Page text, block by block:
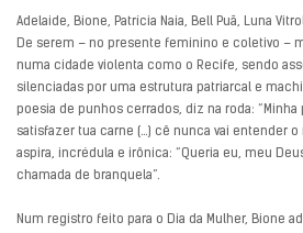
Adelaide, Bione, Patrícia Naia, Bell Puã, Luna
De serem – no presente feminino e coletivo –
numa cidade violenta como o Recife, sendo
silenciadas por uma estrutura patriarcal e
poesia de punhos cerrados, diz na roda:
satisfazer tua carne (…) cê nunca vai entender o
aspira, incrédula e irônica: “Queria eu, meu
chamada de branquela”.
Num registro feito para o Dia da Mulher, Bione